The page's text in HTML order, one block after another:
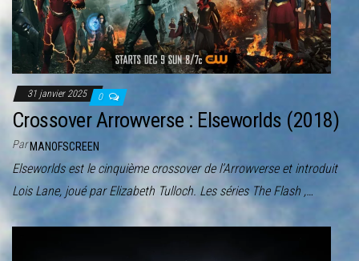
l
a
n
v
i
31 janvier 2025 0
Crossover Arrowverse : Elseworlds (2018)
ParMANOFSCREEN
Elseworlds est le cinquième crossover de l’Arrowverse et introduit
Lois Lane, joué par Elizabeth Tulloch. Les séries The Flash ,…